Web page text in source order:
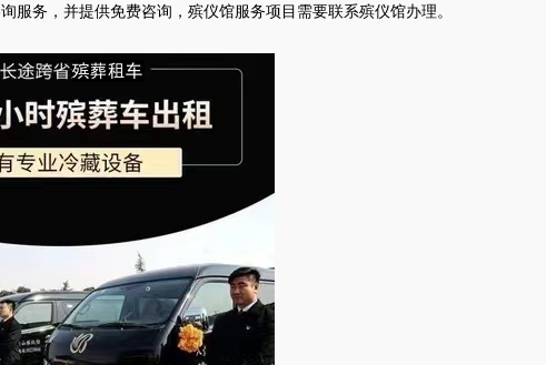
服务，并提供免费咨询，殡仪馆服务项目需要联系殡仪馆办理。